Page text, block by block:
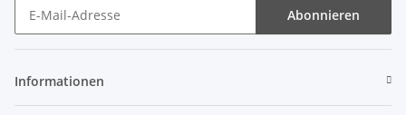
Abonnieren
Informationen